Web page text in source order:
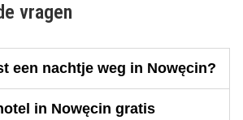
vragen
een nachtje weg in Nowęcin?
in Nowęcin gratis